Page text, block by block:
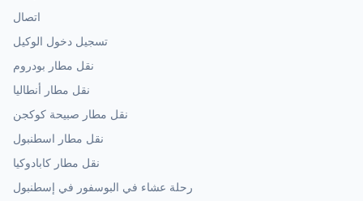
اتصال
تسجيل دخول الوكيل
نقل مطار بودروم
نقل مطار أنطاليا
نقل مطار صبيحة كوكجن
نقل مطار اسطنبول
نقل مطار كابادوكيا
رحلة عشاء في البوسفور في إسطنبول